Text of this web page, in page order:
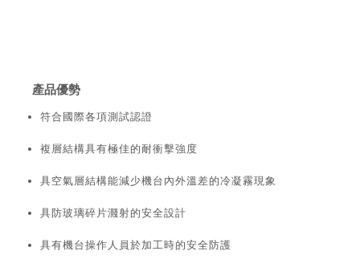
產品優勢
符合國際各項測試認證
複層結構具有極佳的耐衝擊強度
具空氣層結構能減少機台內外溫差的冷凝霧現象
具防玻璃碎片濺射的安全設計
具有機台操作人員於加工時的安全防護